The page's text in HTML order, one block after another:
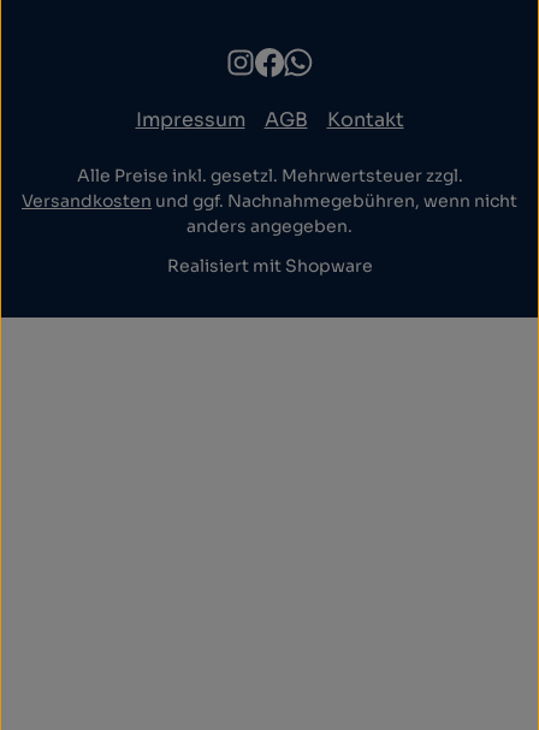
Impressum AGB Kontakt
Alle Preise inkl. gesetzl. Mehrwertsteuer zzgl.
Versandkosten und ggf. Nachnahmegebühren, wenn nicht
anders angegeben.
Realisiert mit Shopware